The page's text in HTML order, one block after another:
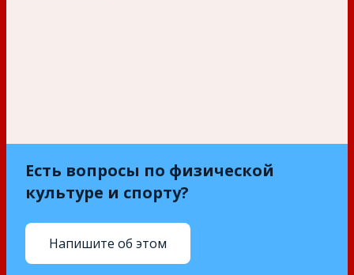
Есть вопросы по физической
культуре и спорту?
Напишите об этом